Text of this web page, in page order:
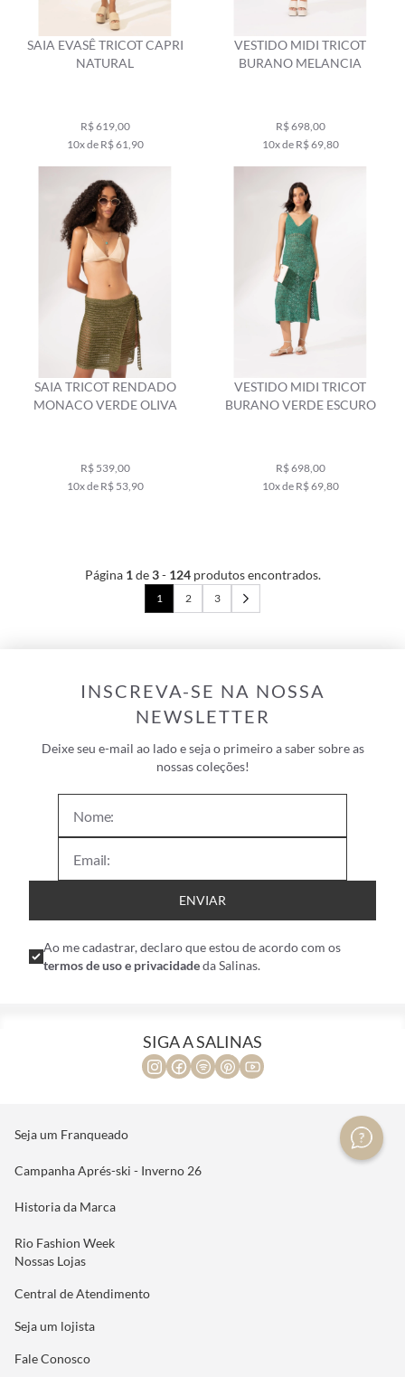
SAIA EVASÊ TRICOT CAPRI
NATURAL
R$ 619,00
10x de R$ 61,90
VESTIDO MIDI TRICOT
BURANO MELANCIA
R$ 698,00
10x de R$ 69,80
SAIA TRICOT RENDADO
MONACO VERDE OLIVA
R$ 539,00
10x de R$ 53,90
VESTIDO MIDI TRICOT
BURANO VERDE ESCURO
R$ 698,00
10x de R$ 69,80
Página 1de3- 124produtos encontrados.
1 2 3
INSCREVA-SE NA NOSSA
NEWSLETTER
Deixe seu e-mail ao lado e seja o primeiro a saber sobre as
nossas coleções!
ENVIAR
Ao me cadastrar, declaro que estou de acordo com os
termos de uso e privacidadeda Salinas.
SIGA A SALINAS
Seja um Franqueado
Campanha Aprés-ski - Inverno 26
Historia da Marca
Rio Fashion Week
Nossas Lojas
Central de Atendimento
Seja um lojista
Fale Conosco